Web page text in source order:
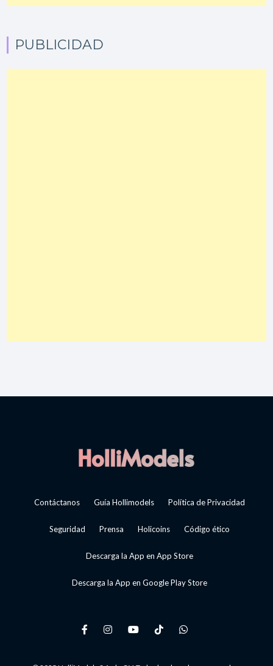
PUBLICIDAD
Contáctanos Guía Hollimodels Política de Privacidad
Seguridad Prensa Holicoins Código ético
Descarga la App en App Store
Descarga la App en Google Play Store